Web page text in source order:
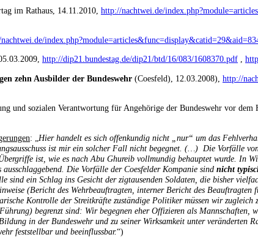
im Rathaus, 14.11.2010, http://nachtwei.de/
http://dip21.bundestag.de/dip21/btd/16/083/1608370.pdf ,
zehn Ausbilder der Bundeswehr (Coesfeld), 12.03.2008), http://
und sozialen Verantwortung für Angehörige der Bundeswehr vor
: „ Hier handelt es sich offenkundig nicht „nur“ um das
ist mir ein solcher Fall nicht begegnet. (…) Die Vorfälle
ist, wie es nach Abu Ghureib vollmundig behauptet wurde. In
Die Vorfälle der Coesfelder Kompanie sind nicht
ein Schlag ins Gesicht der zigtausenden Soldaten, die bisher
(Bericht des Wehrbeauftragten, interner Bericht des
Kontrolle der Streitkräfte zuständige Politiker müssen wir zugleich
begrenzt sind: Wir begegnen eher Offizieren als
in der Bundeswehr und zu seiner Wirksamkeit unter veränderten
feststellbar und beeinflussbar.“)